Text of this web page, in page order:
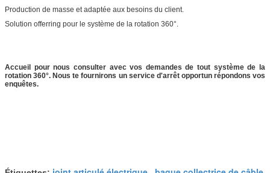
Production de masse et adaptée aux besoins du client.
Solution offerring pour le système de la rotation 360°.
Accueil pour nous consulter avec vos demandes de tout système de la
rotation 360°. Nous te fournirons un service d'arrêt opportun répondons vos
enquêtes.